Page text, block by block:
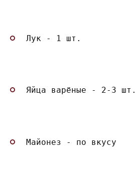
Лук - 1 шт.
Яйца варёные - 2-3 шт.
Майонез - по вкусу